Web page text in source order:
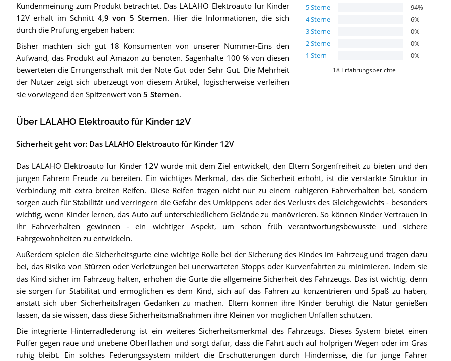
5Sterne 94%
4Sterne 6%
3Sterne 0%
2Sterne 0%
1 Stern 0%
18 Erfahrungsberichte
Kundenmeinung zum Produkt betrachtet. Das LALAHO Elektroauto für Kinder
12Verhält im Schnitt 4,9 von 5 Sternen. Hier die Informationen, die sich
durch die Prüfung ergeben haben:
Bisher machten sich gut 18 Konsumenten von unserer Nummer-Eins den
Aufwand, das Produkt auf Amazon zu benoten. Sagenhafte 100 % von diesen
bewerteten die Errungenschaft mit der Note Gut oder Sehr Gut. Die Mehrheit
der Nutzer zeigt sich überzeugt von diesem Artikel, logischerweise verleihen
sie vorwiegend den Spitzenwert von 5 Sternen.
Über LALAHO Elektroauto für Kinder 12V
Sicherheit geht vor: Das LALAHO Elektroauto für Kinder 12V
Das LALAHO Elektroauto für Kinder 12V wurde mit dem Ziel entwickelt, den Eltern Sorgenfreiheit zu bieten und den
jungen Fahrern Freude zu bereiten. Ein wichtiges Merkmal, das die Sicherheit erhöht, ist die verstärkte Struktur in
Verbindung mit extra breiten Reifen. Diese Reifen tragen nicht nur zu einem ruhigeren Fahrverhalten bei, sondern
sorgen auch für Stabilität und verringern die Gefahr des Umkippens oder des Verlusts des Gleichgewichts - besonders
wichtig, wenn Kinder lernen, das Auto auf unterschiedlichem Gelände zu manövrieren. So können Kinder Vertrauen in
ihr Fahrverhalten gewinnen - ein wichtiger Aspekt, um schon früh verantwortungsbewusste und sichere
Fahrgewohnheiten zu entwickeln.
Außerdem spielen die Sicherheitsgurte eine wichtige Rolle bei der Sicherung des Kindes im Fahrzeug und tragen dazu
bei, das Risiko von Stürzen oder Verletzungen bei unerwarteten Stopps oder Kurvenfahrten zu minimieren. Indem sie
das Kind sicher im Fahrzeug halten, erhöhen die Gurte die allgemeine Sicherheit des Fahrzeugs. Das ist wichtig, denn
sie sorgen für Stabilität und ermöglichen es dem Kind, sich auf das Fahren zu konzentrieren und Spaß zu haben,
anstatt sich über Sicherheitsfragen Gedanken zu machen. Eltern können ihre Kinder beruhigt die Natur genießen
lassen, da sie wissen, dass diese Sicherheitsmaßnahmen ihre Kleinen vor möglichen Unfällen schützen.
Die integrierte Hinterradfederung ist ein weiteres Sicherheitsmerkmal des Fahrzeugs. Dieses System bietet einen
Puffer gegen raue und unebene Oberflächen und sorgt dafür, dass die Fahrt auch auf holprigen Wegen oder im Gras
ruhig bleibt. Ein solches Federungssystem mildert die Erschütterungen durch Hindernisse, die für junge Fahrer